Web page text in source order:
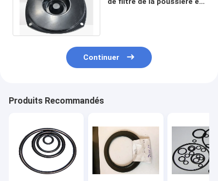
Continuer
Produits Recommandés